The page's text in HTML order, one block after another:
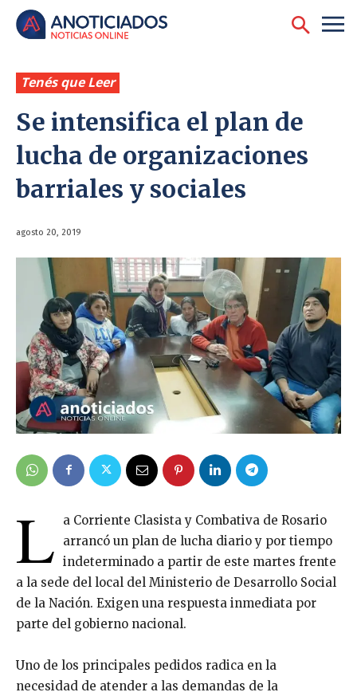
Tenés que Leer
Se intensifica el plan de
lucha de organizaciones
barriales y sociales
agosto 20, 2019
L
a Corriente Clasista y Combativa de Rosario
arrancó un plan de lucha diario y por tiempo
indeterminado a partir de este martes frente
a la sede del local del Ministerio de Desarrollo Social
de la Nación. Exigen una respuesta inmediata por
parte del gobierno nacional.
Uno de los principales pedidos radica en la
necesidad de atender a las demandas de la